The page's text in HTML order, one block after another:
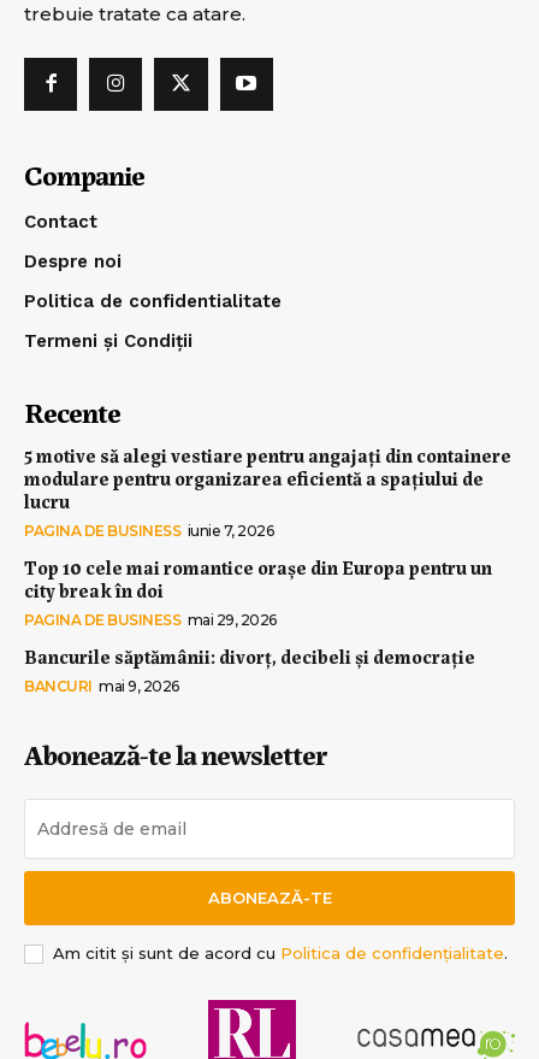
trebuie tratate ca atare.
Companie
Contact
Despre noi
Politica de confidentialitate
Termeni și Condiții
Recente
5 motive să alegi vestiare pentru angajați din containere
modulare pentru organizarea eficientă a spațiului de
lucru
PAGINA DE BUSINESS iunie 7, 2026
Top 10 cele mai romantice orașe din Europa pentru un
city break în doi
PAGINA DE BUSINESS mai 29, 2026
Bancurile săptămânii: divorț, decibeli și democrație
BANCURI mai 9, 2026
Abonează-te la newsletter
ABONEAZĂ-TE
Am citit și sunt de acord cu Politica de confidențialitate.